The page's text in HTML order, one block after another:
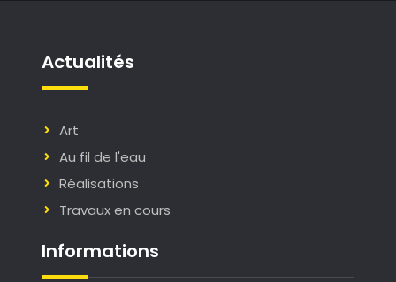
Actualités
Art
Au fil de l'eau
Réalisations
Travaux en cours
Informations